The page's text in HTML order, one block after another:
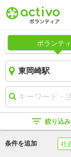
ボランテ
filter_list 絞り込み
条件を追加 社